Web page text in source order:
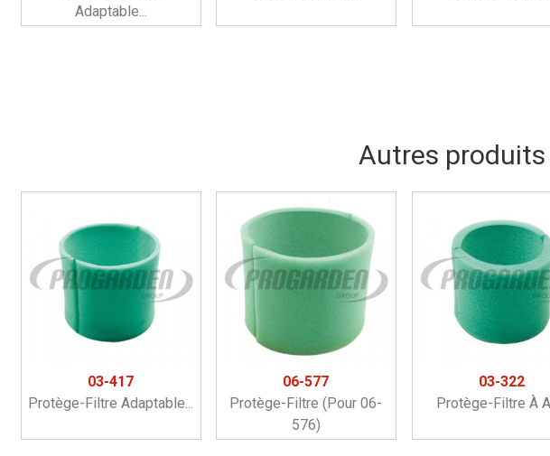
Adaptable...
Autres
03-417
Protège-Filtre Adaptable...
06-577
Protège-Filtre (pour 06-
576)
03-322
Protège-Filtre À